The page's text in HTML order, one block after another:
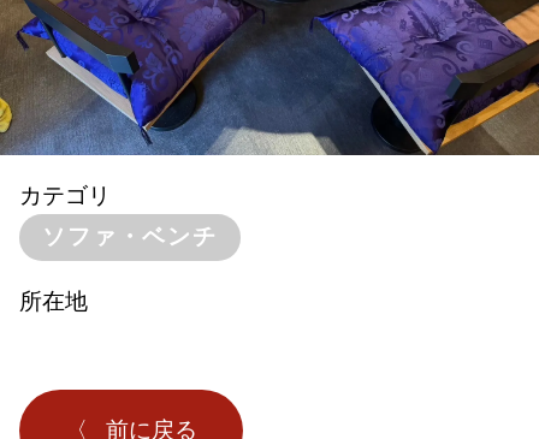
カテゴリ
ソファ・ベンチ
所在地
前に戻る